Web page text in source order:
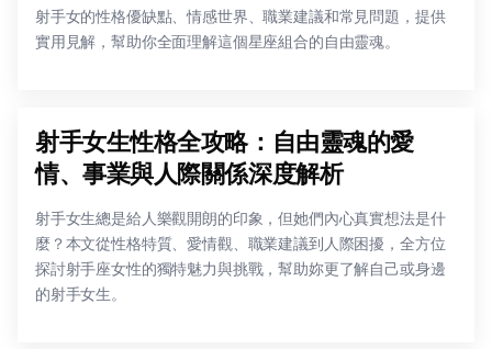
射手女的性格優缺點、情感世界、職業建議和常見問題，提供
實用見解，幫助你全面理解這個星座組合的自由靈魂。
射手女生性格全攻略：自由靈魂的愛
情、事業與人際關係深度解析
射手女生總是給人樂觀開朗的印象，但她們內心真實想法是什
麼？本文從性格特質、愛情觀、職業建議到人際困擾，全方位
探討射手座女性的獨特魅力與挑戰，幫助妳更了解自己或身邊
的射手女生。